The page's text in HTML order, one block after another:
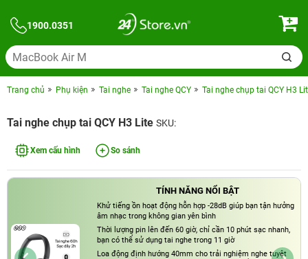
1900.0351
Trang chủ Phụ kiện Tai nghe Tai nghe QCY Tai nghe chụp tai QCY H3
Tai nghe chụp tai QCY H3 Lite SKU:
Xem cấu hình So sánh
TÍNH NĂNG NỔI BẬT
Khử tiếng ồn hoạt động hỗn hợp -28dB giúp bạn tận hưởng
âm nhạc trong không gian yên bình
Thời lượng pin lên đến 60 giờ, chỉ cần 10 phút sạc nhanh,
bạn có thể sử dụng tai nghe trong 11 giờ
Loa động định hướng 40mm cho trải nghiệm nghe tuyệt